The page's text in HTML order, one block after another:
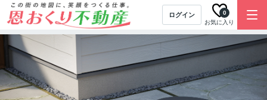
ログイン
お気に入り
0